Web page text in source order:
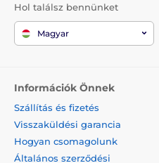
Hol találsz bennünket
Magyar
Információk Önnek
Szállítás és fizetés
Visszaküldési garancia
Hogyan csomagolunk
Általános szerződési